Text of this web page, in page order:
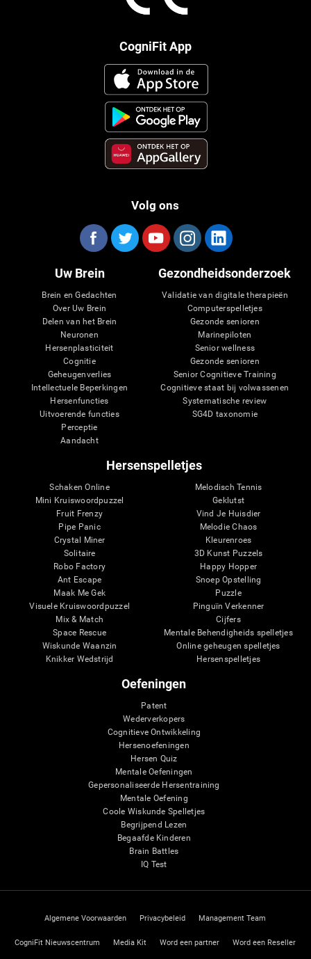
CogniFit App
Volg ons
Uw Brein
Brein en Gedachten
Over Uw Brein
Delen van het Brein
Neuronen
Hersenplasticiteit
Cognitie
Geheugenverlies
Intellectuele Beperkingen
Hersenfuncties
Uitvoerende functies
Perceptie
Aandacht
Gezondheidsonderzoek
Validatie van digitale therapieën
Computerspelletjes
Gezonde senioren
Marinepiloten
Senior wellness
Gezonde senioren
Senior Cognitieve Training
Cognitieve staat bij volwassenen
Systematische review
SG4D taxonomie
Hersenspelletjes
Schaken Online
Mini Kruiswoordpuzzel
Fruit Frenzy
Pipe Panic
Crystal Miner
Solitaire
Robo Factory
Ant Escape
Maak Me Gek
Visuele Kruiswoordpuzzel
Mix & Match
Space Rescue
Wiskunde Waanzin
Knikker Wedstrijd
Melodisch Tennis
Geklutst
Vind Je Huisdier
Melodie Chaos
Kleurenroes
3D Kunst Puzzels
Happy Hopper
Snoep Opstelling
Puzzle
Pinguïn Verkenner
Cijfers
Mentale Behendigheids spelletjes
Online geheugen spelletjes
Hersenspelletjes
Oefeningen
Patent
Wederverkopers
Cognitieve Ontwikkeling
Hersenoefeningen
Hersen Quiz
Mentale Oefeningen
Gepersonaliseerde Hersentraining
Mentale Oefening
Coole Wiskunde Spelletjes
Begrijpend Lezen
Begaafde Kinderen
Brain Battles
IQ Test
Algemene Voorwaarden Privacybeleid Management Team
CogniFit Nieuwscentrum Media Kit Word een partner Word een Reseller